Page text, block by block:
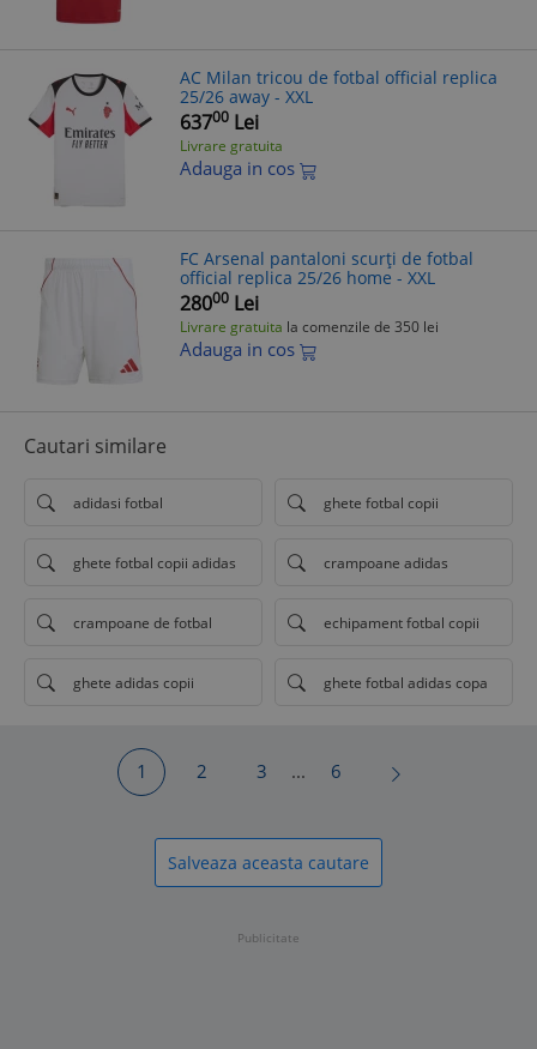
AC Milan tricou de fotbal official replica
25/26 away - XXL
63700 Lei
Livrare gratuita
Adauga in cos
FC Arsenal pantaloni scurți de fotbal
official replica 25/26 home - XXL
28000 Lei
Livrare gratuita la comenzile de 350 lei
Adauga in cos
Cautari similare
adidasi fotbal ghete fotbal copii
ghete fotbal copii adidas crampoane adidas
crampoane de fotbal echipament fotbal copii
ghete adidas copii ghete fotbal adidas copa
1 2 3 ... 6
Salveaza aceasta cautare
Publicitate